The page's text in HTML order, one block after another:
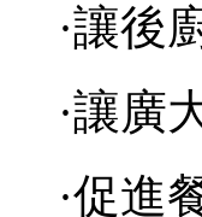
·讓後
·讓廣
·促進